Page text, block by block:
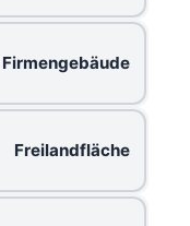
Firmengebäude
Freilandfläche